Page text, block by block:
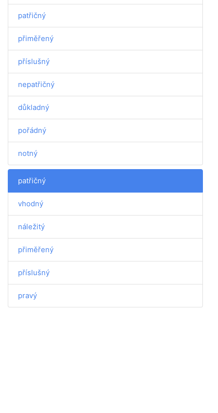
patřičný
přiměřený
příslušný
nepatřičný
důkladný
pořádný
notný
patřičný
vhodný
náležitý
přiměřený
příslušný
pravý